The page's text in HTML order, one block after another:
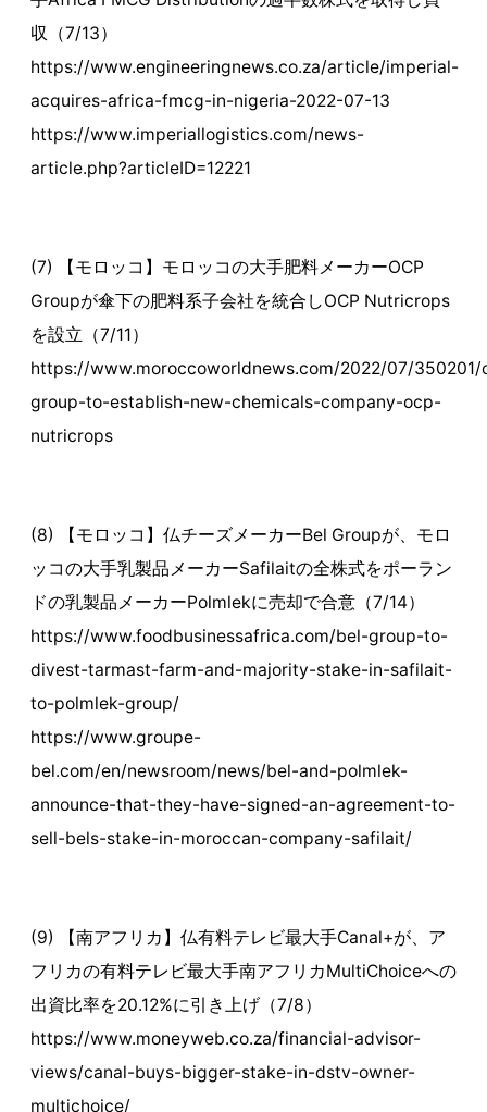
収（7/13）
https://www.engineeringnews.co.za/article/imperial-
acquires-africa-fmcg-in-nigeria-2022-07-13
https://www.imperiallogistics.com/news-
article.php?articleID=12221
(7) 【モロッコ】モロッコの大手肥料メーカーOCP
Groupが傘下の肥料系子会社を統合しOCP Nutricrops
を設立（7/11）
https://www.moroccoworldnews.com/2022/07/350201/
group-to-establish-new-chemicals-company-ocp-
nutricrops
(8) 【モロッコ】仏チーズメーカーBel Groupが、モロ
ッコの大手乳製品メーカーSafilaitの全株式をポーラン
ドの乳製品メーカーPolmlekに売却で合意（7/14）
https://www.foodbusinessafrica.com/bel-group-to-
divest-tarmast-farm-and-majority-stake-in-safilait-
to-polmlek-group/
https://www.groupe-
bel.com/en/newsroom/news/bel-and-polmlek-
announce-that-they-have-signed-an-agreement-to-
sell-bels-stake-in-moroccan-company-safilait/
(9) 【南アフリカ】仏有料テレビ最大手Canal+が、ア
フリカの有料テレビ最大手南アフリカMultiChoiceへの
出資比率を20.12%に引き上げ（7/8）
https://www.moneyweb.co.za/financial-advisor-
views/canal-buys-bigger-stake-in-dstv-owner-
multichoice/